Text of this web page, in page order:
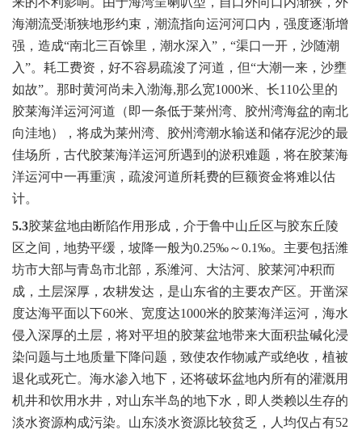
海潮流受渐狭地形约束，潮流指向运河河口内，强度逐渐增
强，造成“南北三百馀里，潮水深入”，“渠口一开，沙随潮
入”。耗工费资，好不容易疏浚了河道，但“大潮一来，沙壅
如故”。那时黄河尚未入渤海,那么宽1000米、长110公里的
胶莱海洋运河河道（即一条低于莱州湾、胶州湾海盆的南北
向洼地），将成为莱州湾、胶州湾潮水输送和储存泥沙的最
佳场所，古代胶莱海洋运河所遇到的淤积难题，将在胶莱海
洋运河中一再重演，疏浚河道所耗费的巨额资金将难以估
计。
5.3胶莱盆地由断陷作用形成，介于鲁中山丘区与胶东丘陵
区之间，地势平缓，坡降一般为0.25‰～0.1‰。主要包括潍
坊市大部与青岛市北部，系潍河、大沽河、胶莱河冲积而
成，土层深厚，农耕发达，是山东省的主要农产区。开凿深
度达海平面以下60米、宽度达1000米的胶莱海洋运河，海水
侵入深厚的土层，将对平坦的胶莱盆地带来大面积盐碱化浸
染问题与土地质量下降问题，致使农作物减产或绝收，植被
退化或死亡。海水渗入地下，还将破坏盆地内所有的灌溉用
机井和饮用水井，对山东半岛的地下水，即人类赖以生存的
淡水资源构成污染。山东淡水资源比较贫乏，人均仅占有52